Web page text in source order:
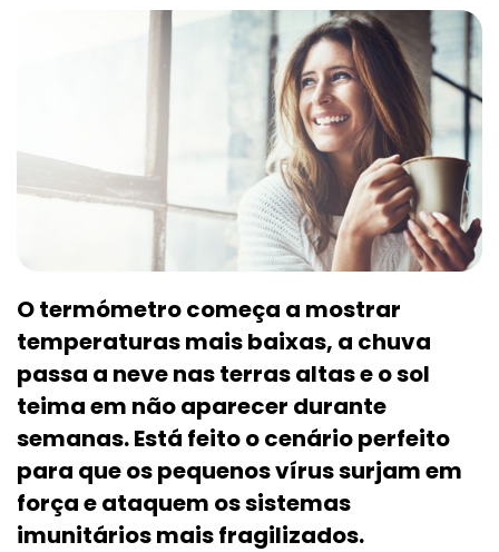
O termómetro começa a mostrar
temperaturas mais baixas, a chuva
passa a neve nas terras altas e o sol
teima em não aparecer durante
semanas. Está feito o cenário perfeito
para que os pequenos vírus surjam em
força e ataquem os sistemas
imunitários mais fragilizados.